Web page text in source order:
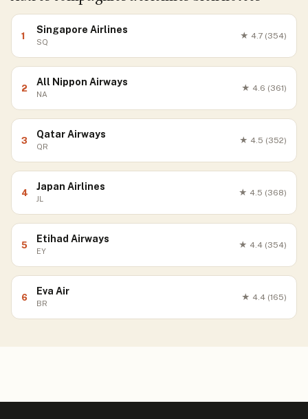
1
Singapore Airlines
SQ
★ 4.7 (354)
2
All Nippon Airways
NA
★ 4.6 (361)
3
Qatar Airways
QR
★ 4.5 (352)
4
Japan Airlines
JL
★ 4.5 (368)
5
Etihad Airways
EY
★ 4.4 (354)
6
Eva Air
BR
★ 4.4 (165)